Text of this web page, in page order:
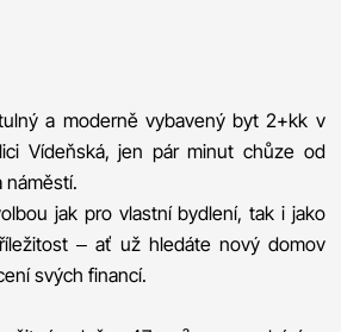
a moderně vybavený byt 2+kk v
Vídeňská, jen pár minut chůze od
náměstí.
jak pro vlastní bydlení, tak i jako
– ať už hledáte nový domov
svých financí.